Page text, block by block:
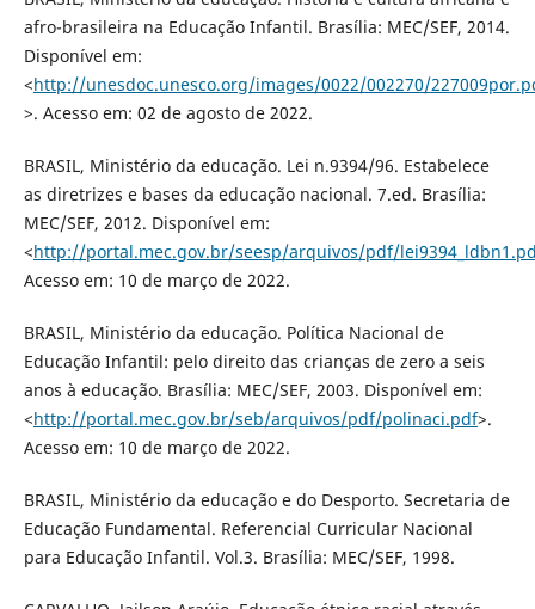
afro-brasileira na Educação Infantil. Brasília: MEC/SEF, 2014.
Disponível em:
<http://unesdoc.unesco.org/images/0022/002270/
>. Acesso em: 02 de agosto de 2022.
BRASIL, Ministério da educação. Lei n.9394/96. Estabelece
as diretrizes e bases da educação nacional. 7.ed. Brasília:
MEC/SEF, 2012. Disponível em:
<http://portal.mec.gov.br/seesp/arquivos/pdf/
Acesso em: 10 de março de 2022.
BRASIL, Ministério da educação. Política Nacional de
Educação Infantil: pelo direito das crianças de zero a seis
anos à educação. Brasília: MEC/SEF, 2003. Disponível em:
<http://portal.mec.gov.br/seb/arquivos/pdf/polinaci.pdf>.
Acesso em: 10 de março de 2022.
BRASIL, Ministério da educação e do Desporto. Secretaria de
Educação Fundamental. Referencial Curricular Nacional
para Educação Infantil. Vol.3. Brasília: MEC/SEF, 1998.